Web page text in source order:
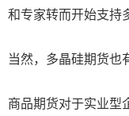
和专家转而开始支持
当然，多晶硅期货也
商品期货对于实业型